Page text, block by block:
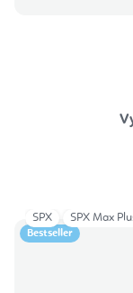
Bestseller
SPX SPX Max